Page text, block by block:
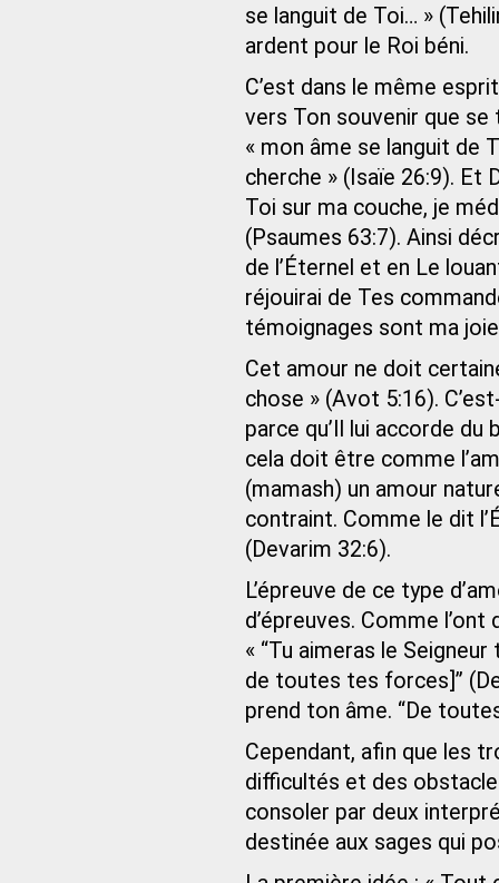
se languit de Toi… »
ardent pour le Roi béni.
C’est dans le même
vers Ton souvenir que
« mon âme se languit de
cherche » (Isaïe 26:9). Et
Toi sur ma couche, je
(Psaumes 63:7). Ainsi
de l’Éternel et en Le
réjouirai de Tes
témoignages sont ma
Cet amour ne doit
chose » (Avot 5:16).
parce qu’Il lui accorde
cela doit être comme
(mamash) un amour
contraint. Comme le dit
(Devarim 32:6).
L’épreuve de ce type
d’épreuves. Comme
« “Tu aimeras le
de toutes tes forces]”
prend ton âme. “De
Cependant, afin que les
difficultés et des
consoler par deux
destinée aux sages qui